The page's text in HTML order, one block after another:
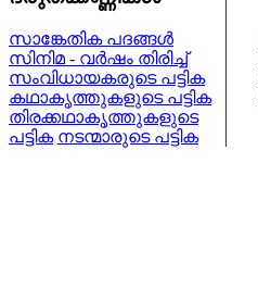
സാങ്കേതിക പദങ്ങള്‍
സിനിമ - വര്‍ഷം തിരിച്ച്
സംവിധായകരുടെ പട്ടിക
കഥാകൃത്തുകളുടെ പട്ടിക
തിരക്കഥാകൃത്തുകളുടെ
പട്ടിക നടന്മാരുടെ പട്ടിക